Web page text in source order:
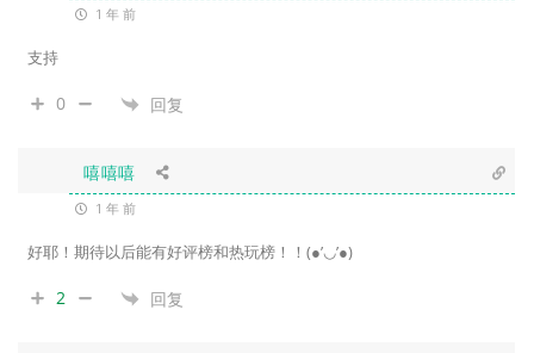
1 年 前
支持
0 回复
嘻嘻嘻
1 年 前
好耶！期待以后能有好评榜和热玩榜！！(●’◡’●)
2 回复